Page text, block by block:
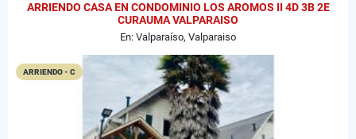
ARRIENDO CASA EN CONDOMINIO LOS AROMOS II 4D 3B 2E
CURAUMA VALPARAISO
En: Valparaíso, Valparaiso
ARRIENDO - C